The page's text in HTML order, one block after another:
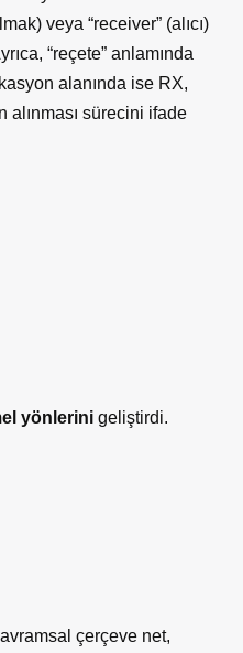
veya “receiver” (alıcı)
“reçete” anlamında
alanında ise RX,
sürecini ifade
yönlerini geliştirdi.
çerçeve net,